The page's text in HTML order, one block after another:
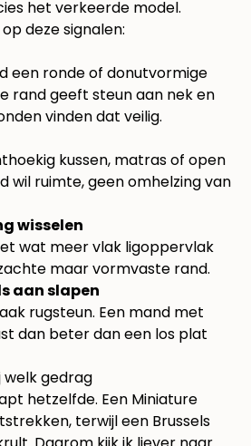
het verkeerde model.
deze signalen:
een ronde of donutvormige
rand geeft steun aan nek en
vinden dat veilig.
kussen, matras of open
wil ruimte, geen omhelzing van
wisselen
wat meer vlak ligoppervlak
maar vormvaste rand.
aan slapen
rugsteun. Een mand met
dan beter dan een los plat
gedrag
hetzelfde. Een Miniature
terwijl een Brussels